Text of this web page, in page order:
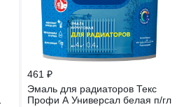
461 ₽
Эмаль для радиаторов Текс
Профи А Универсал белая п/гл